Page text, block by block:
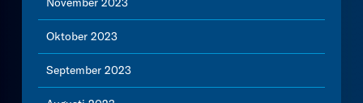
Oktober 2023
September 2023